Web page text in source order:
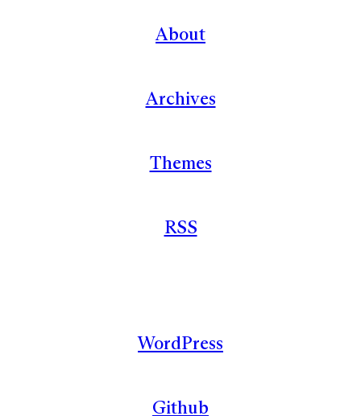
About
Archives
Themes
RSS
WordPress
Github